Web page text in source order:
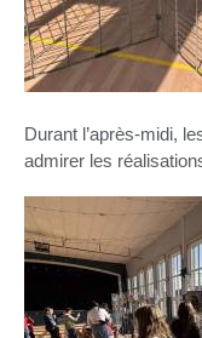
Durant l’après-midi,
admirer les